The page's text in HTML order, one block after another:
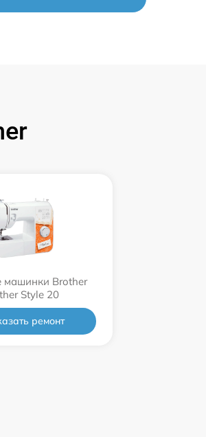
Brother
Style 20
ремонт